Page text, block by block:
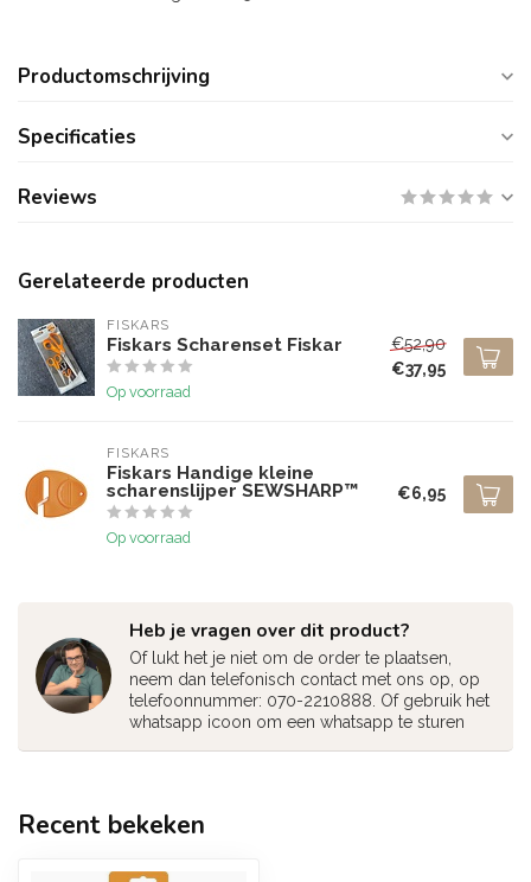
Productomschrijving
Specificaties
Reviews
Gerelateerde producten
FISKARS
Fiskars Scharenset Fiskar
Op voorraad
€52,90
€37,95
FISKARS
Fiskars Handige kleine
scharenslijper SEWSHARP™
Op voorraad
€6,95
Heb je vragen over dit product?
Of lukt het je niet om de order te plaatsen,
neem dan telefonisch contact met ons op, op
telefoonnummer: 070-2210888. Of gebruik het
whatsapp icoon om een whatsapp te sturen
Recent bekeken